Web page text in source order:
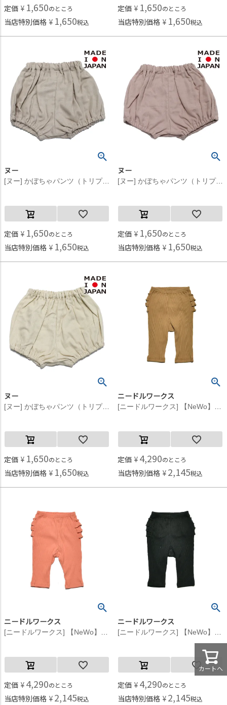
定価 ¥ 1,650のところ
当店特別価格 ¥ 1,650税込
定価 ¥ 1,650のところ
当店特別価格 ¥ 1,650税込
ヌー
[ヌー] かぼちゃパンツ（トリプルガーゼ） ベージュ(18)
定価 ¥ 1,650のところ
当店特別価格 ¥ 1,650税込
ヌー
[ヌー] かぼちゃパンツ（トリプルガーゼ） ピンク(12)
定価 ¥ 1,650のところ
当店特別価格 ¥ 1,650税込
ヌー
[ヌー] かぼちゃパンツ（トリプルガーゼ） キナリ(2)
定価 ¥ 1,650のところ
当店特別価格 ¥ 1,650税込
ニードルワークス
定価 ¥ 4,290のところ
当店特別価格 ¥ 2,145税込
ニードルワークス
定価 ¥ 4,290のところ
当店特別価格 ¥ 2,145税込
ニードルワークス
定価 ¥ 4,290のところ
当店特別価格 ¥ 2,145税込
カートへ